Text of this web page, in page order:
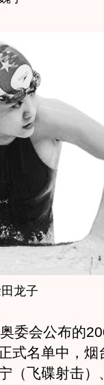
龙子
会公布的
式名单中，烟
（飞碟射击）